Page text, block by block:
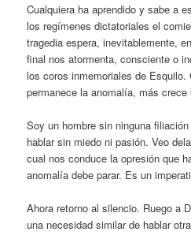
Cualquiera ha aprendido y sabe a
los regímenes dictatoriales el
tragedia espera, inevitablemente,
final nos atormenta, consciente o
los coros inmemoriales de Esquilo.
permanece la anomalía, más crece
Soy un hombre sin ninguna
hablar sin miedo ni pasión. Veo
cual nos conduce la opresión que
anomalía debe parar. Es un
Ahora retorno al silencio. Ruego a
una necesidad similar de hablar